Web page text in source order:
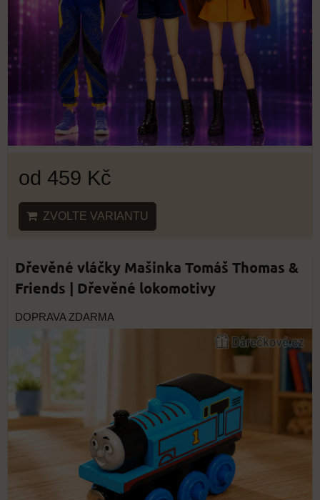
od 459 Kč
ZVOLTE VARIANTU
Dřevěné vláčky Mašinka Tomáš Thomas &
Friends | Dřevěné lokomotivy
DOPRAVA ZDARMA